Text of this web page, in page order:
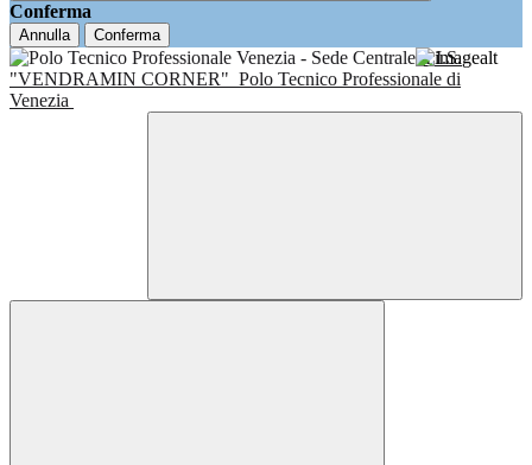
Conferma
Annulla Conferma
I.I.S.
"VENDRAMIN CORNER" Polo Tecnico Professionale di
Venezia